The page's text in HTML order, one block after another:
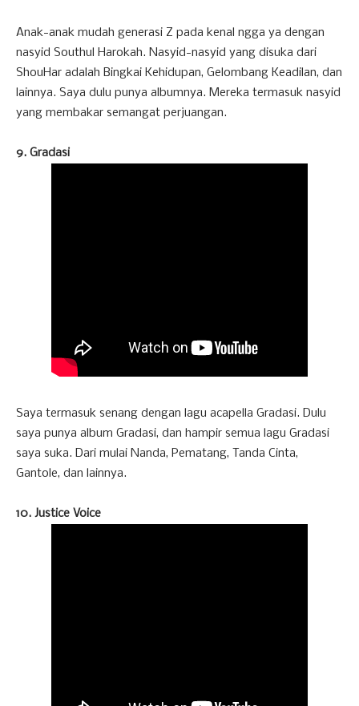
Anak-anak mudah generasi Z pada kenal ngga ya dengan
nasyid Southul Harokah. Nasyid-nasyid yang disuka dari
ShouHar adalah Bingkai Kehidupan, Gelombang Keadilan, dan
lainnya. Saya dulu punya albumnya. Mereka termasuk nasyid
yang membakar semangat perjuangan.
9. Gradasi
Saya termasuk senang dengan lagu acapella Gradasi. Dulu
saya punya album Gradasi, dan hampir semua lagu Gradasi
saya suka. Dari mulai Nanda, Pematang, Tanda Cinta,
Gantole, dan lainnya.
10. Justice Voice